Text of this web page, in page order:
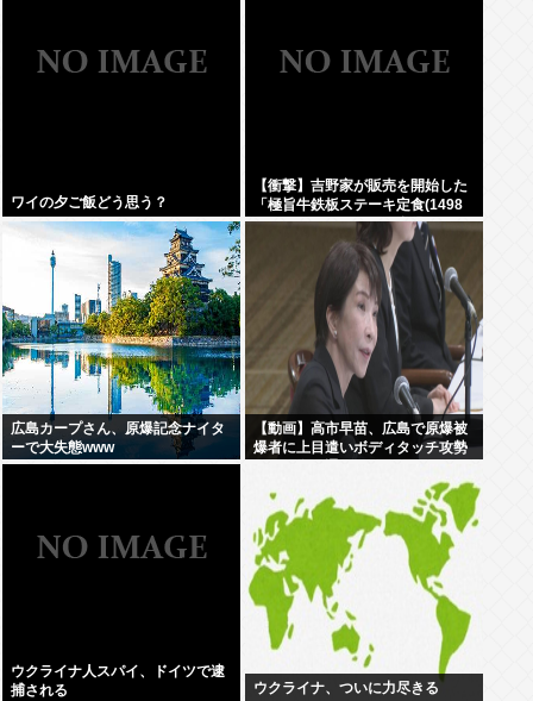
ワイの夕ご飯どう思う？
【衝撃】吉野家が販売を開始した
「極旨牛鉄板ステーキ定食(1498
円)」がうまそすぎると話題に
広島カープさん、原爆記念ナイタ
ーで大失態www
【動画】高市早苗、広島で原爆被
爆者に上目遣いボディタッチ攻勢
ウクライナ人スパイ、ドイツで逮
捕される
ウクライナ、ついに力尽きる